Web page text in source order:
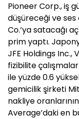
Pioneer Corp., iş
düşüreceği ve ses
Co.’ya satacağı
prim yaptı.
JFE Holdings Inc.,
fizibilite
ile yüzde 0.6
gemicilik şirketi
nakliye
Average’daki en